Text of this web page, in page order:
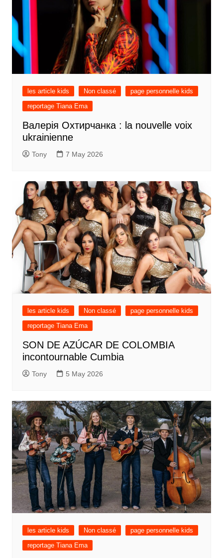
les article kids Non classé
page personnelle kids
reportage Tiana Ema
Валерія Охтирчанка : la nouvelle voix
ukrainienne
Tony 7 May 2026
les article kids Non classé
page personnelle kids
reportage Tiana Ema
SON DE AZÚCAR DE COLOMBIA
incontournable Cumbia
Tony 5 May 2026
les article kids Non classé
page personnelle kids
reportage Tiana Ema